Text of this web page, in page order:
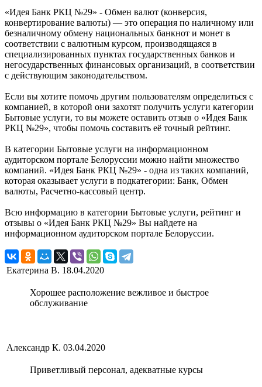
«Идея Банк РКЦ №29» - Обмен валют (конверсия,
конвертирование валюты) — это операция по наличному или
безналичному обмену национальных банкнот и монет в
соответствии с валютным курсом, производящаяся в
специализированных пунктах государственных банков и
негосударственных финансовых организаций, в соответствии
с действующим законодательством.
Если вы хотите помочь другим пользователям определиться с
компанией, в которой они захотят получить услуги категории
Бытовые услуги, то вы можете оставить отзыв о «Идея Банк
РКЦ №29», чтобы помочь составить её точный рейтинг.
В категории Бытовые услуги на информационном
аудиторском портале Белоруссии можно найти множество
компаний. «Идея Банк РКЦ №29» - одна из таких компаний,
которая оказывает услуги в подкатегории: Банк, Обмен
валюты, Расчетно-кассовый центр.
Всю информацию в категории Бытовые услуги, рейтинг и
отзывы о «Идея Банк РКЦ №29» Вы найдете на
информационном аудиторском портале Белоруссии.
Екатерина В. 18.04.2020
Хорошее расположение вежливое и быстрое
обслуживание
Александр К. 03.04.2020
Приветливый персонал, адекватные курсы